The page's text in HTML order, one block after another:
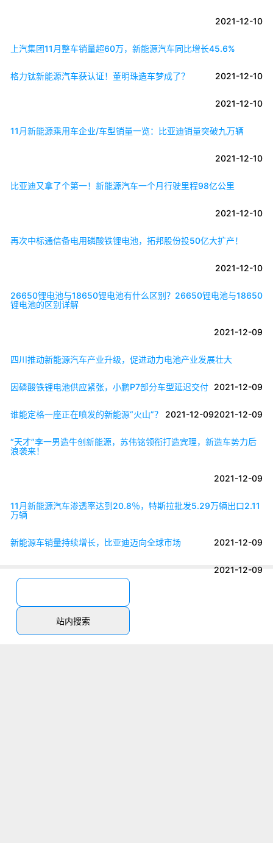
2021-12-10
上汽集团11月整车销量超60万，新能源汽车同比增长45.6%
2021-12-10
格力钛新能源汽车获认证！董明珠造车梦成了？
2021-12-10
11月新能源乘用车企业/车型销量一览：比亚迪销量突破九万辆
2021-12-10
比亚迪又拿了个第一！新能源汽车一个月行驶里程98亿公里
2021-12-10
再次中标通信备电用磷酸铁锂电池，拓邦股份投50亿大扩产！
2021-12-10
26650锂电池与18650锂电池有什么区别？26650锂电池与18650
锂电池的区别详解
2021-12-09
四川推动新能源汽车产业升级，促进动力电池产业发展壮大
2021-12-09
因磷酸铁锂电池供应紧张，小鹏P7部分车型延迟交付
2021-12-09
谁能定格一座正在喷发的新能源“火山”？ 2021-12-09
“天才”李一男造牛创新能源，苏伟铭领衔打造宾理，新造车势力后
浪袭来！
2021-12-09
11月新能源汽车渗透率达到20.8％，特斯拉批发5.29万辆出口2.11
万辆
2021-12-09
新能源车销量持续增长，比亚迪迈向全球市场
2021-12-09